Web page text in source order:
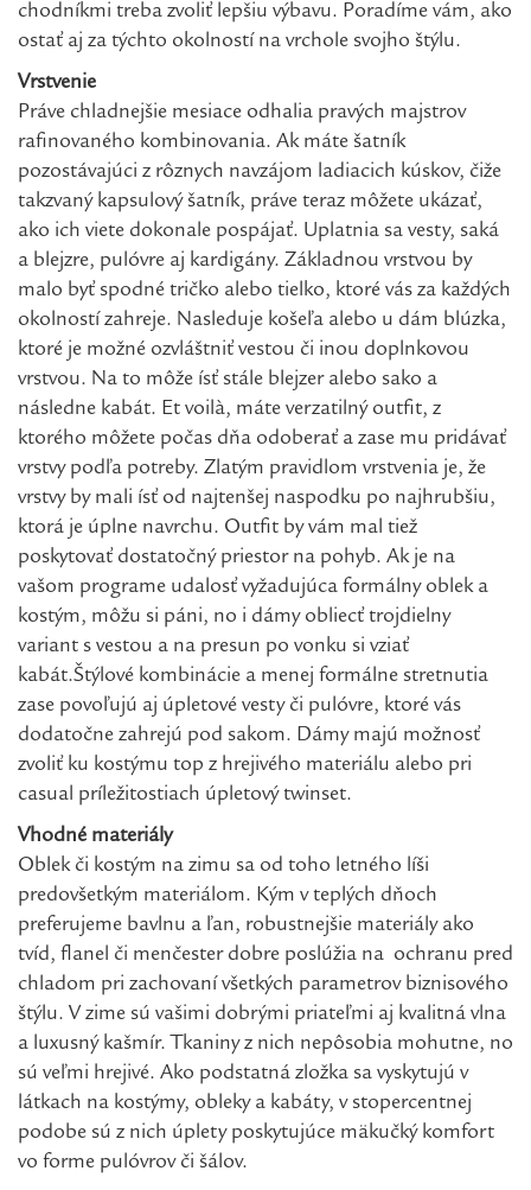
chodníkmi treba zvoliť lepšiu výbavu. Poradíme vám, ako
ostať aj za týchto okolností na vrchole svojho štýlu.
Vrstvenie
Práve chladnejšie mesiace odhalia pravých majstrov
rafinovaného kombinovania. Ak máte šatník
pozostávajúci z rôznych navzájom ladiacich kúskov, čiže
takzvaný kapsulový šatník, práve teraz môžete ukázať,
ako ich viete dokonale pospájať. Uplatnia sa vesty, saká
a blejzre, pulóvre aj kardigány. Základnou vrstvou by
malo byť spodné tričko alebo tielko, ktoré vás za každých
okolností zahreje. Nasleduje košeľa alebo u dám blúzka,
ktoré je možné ozvláštniť vestou či inou doplnkovou
vrstvou. Na to môže ísť stále blejzer alebo sako a
následne kabát. Et voilà, máte verzatilný outfit, z
ktorého môžete počas dňa odoberať a zase mu pridávať
vrstvy podľa potreby. Zlatým pravidlom vrstvenia je, že
vrstvy by mali ísť od najtenšej naspodku po najhrubšiu,
ktorá je úplne navrchu. Outfit by vám mal tiež
poskytovať dostatočný priestor na pohyb. Ak je na
vašom programe udalosť vyžadujúca formálny oblek a
kostým, môžu si páni, no i dámy obliecť trojdielny
variant s vestou a na presun po vonku si vziať
kabát.Štýlové kombinácie a menej formálne stretnutia
zase povoľujú aj úpletové vesty či pulóvre, ktoré vás
dodatočne zahrejú pod sakom. Dámy majú možnosť
zvoliť ku kostýmu top z hrejivého materiálu alebo pri
casual príležitostiach úpletový twinset.
Vhodné materiály
Oblek či kostým na zimu sa od toho letného líši
predovšetkým materiálom. Kým v teplých dňoch
preferujeme bavlnu a ľan, robustnejšie materiály ako
tvíd, flanel či menčester dobre poslúžia na ochranu pred
chladom pri zachovaní všetkých parametrov biznisového
štýlu. V zime sú vašimi dobrými priateľmi aj kvalitná vlna
a luxusný kašmír. Tkaniny z nich nepôsobia mohutne, no
sú veľmi hrejivé. Ako podstatná zložka sa vyskytujú v
látkach na kostýmy, obleky a kabáty, v stopercentnej
podobe sú z nich úplety poskytujúce mäkučký komfort
vo forme pulóvrov či šálov.